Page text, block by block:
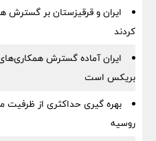
ایران و قرقیزستان بر گسترش
کردند
ایران آماده گسترش
بریکس است
بهره گیری حداکثری از ظرفیت
روسیه